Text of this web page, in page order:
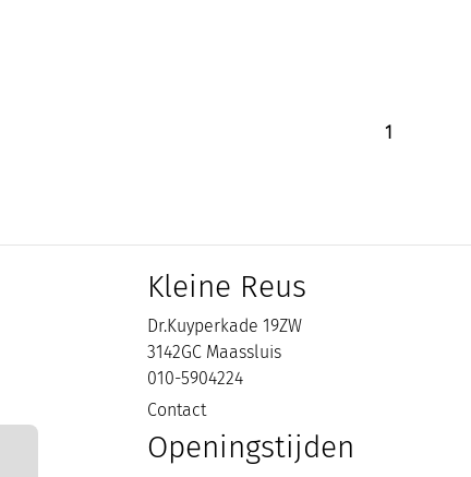
1
Kleine Reus
Dr.Kuyperkade 19ZW
3142GC Maassluis
010-5904224
Contact
Openingstijden